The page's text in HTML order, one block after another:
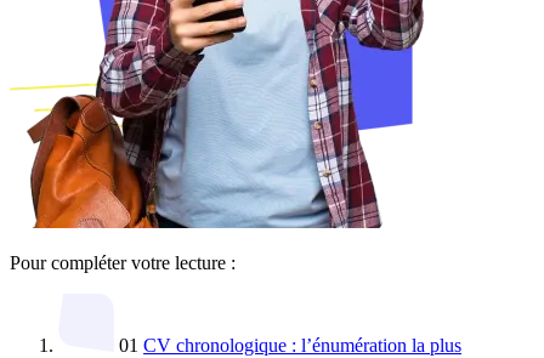
Pour compléter votre lecture :
01 CV chronologique : l’énumération la plus